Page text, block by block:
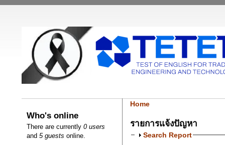
Who's online
There are currently0 users
and5 guests online.
Home
รายการแจ้งปัญหา
Search Report